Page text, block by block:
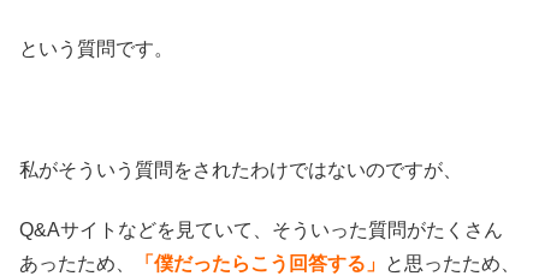
という質問です。
私がそういう質問をされたわけではないのですが、
Q&Aサイトなどを見ていて、そういった質問がたくさん
あったため、
「僕だったらこう回答する」 と思ったため、